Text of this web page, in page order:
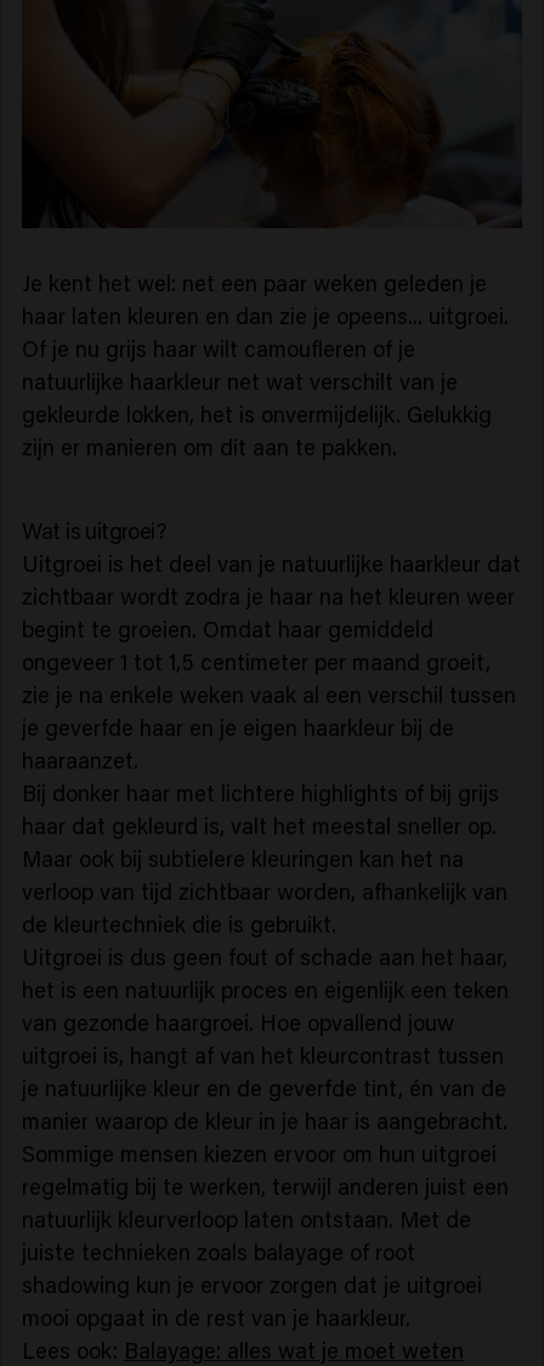
Je kent het wel: net een paar weken geleden je
haar laten kleuren en dan zie je opeens... uitgroei.
Of je nu grijs haar wilt camoufleren of je
natuurlijke haarkleur net wat verschilt van je
gekleurde lokken, het is onvermijdelijk. Gelukkig
zijn er manieren om dit aan te pakken.
Wat is uitgroei?
Uitgroei is het deel van je natuurlijke haarkleur dat
zichtbaar wordt zodra je haar na het kleuren weer
begint te groeien. Omdat haar gemiddeld
ongeveer 1 tot 1,5 centimeter per maand groeit,
zie je na enkele weken vaak al een verschil tussen
je geverfde haar en je eigen haarkleur bij de
haaraanzet.
Bij donker haar met lichtere highlights of bij grijs
haar dat gekleurd is, valt het meestal sneller op.
Maar ook bij subtielere kleuringen kan het na
verloop van tijd zichtbaar worden, afhankelijk van
de kleurtechniek die is gebruikt.
Uitgroei is dus geen fout of schade aan het haar,
het is een natuurlijk proces en eigenlijk een teken
van gezonde haargroei. Hoe opvallend jouw
uitgroei is, hangt af van het kleurcontrast tussen
je natuurlijke kleur en de geverfde tint, én van de
manier waarop de kleur in je haar is aangebracht.
Sommige mensen kiezen ervoor om hun uitgroei
regelmatig bij te werken, terwijl anderen juist een
natuurlijk kleurverloop laten ontstaan. Met de
juiste technieken zoals balayage of root
shadowing kun je ervoor zorgen dat je uitgroei
mooi opgaat in de rest van je haarkleur.
Lees ook: Balayage: alles wat je moet weten